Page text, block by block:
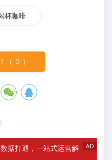
杯咖啡
（ 0 ）
AD
据打通，一站式运营解